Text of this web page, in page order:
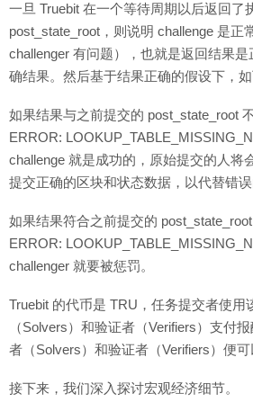
一旦 Truebit 在一个等待周期以后返回了
post_state_root，则说明 challenge 是正
challenger 有问题），也就是返回结果
确结果。然后基于结果正确的假设下，
如果结果与之前提交的 post_state_root
ERROR:
challenge 就是成功的，原始提交的人将
提交正确的区块和状态数据，以代替错误
如果结果符合之前提交的
ERROR:
challenger 就要被惩罚。
Truebit 的代币是 TRU，任务提交者使用
（Solvers）和验证者（Verifiers）支付
者（Solvers）和验证者（Verifiers）便可
接下来，我们深入探讨宏观经济细节。